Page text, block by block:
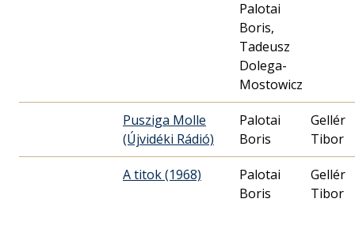
Palotai
Boris,
Tadeusz
Dolega-
Mostowicz
Pusziga Molle
(Újvidéki Rádió)
Palotai
Boris
Gellér
Tibor
A titok (1968)
Palotai
Boris
Gellér
Tibor